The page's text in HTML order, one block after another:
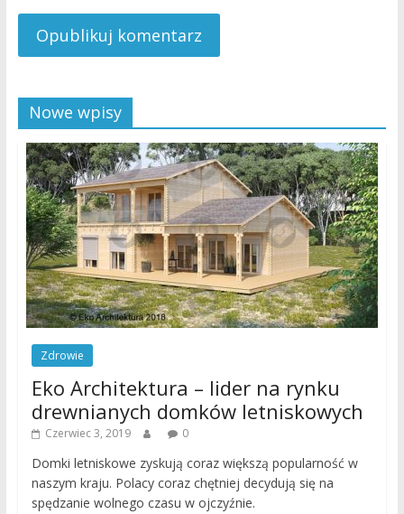
Nowe wpisy
Zdrowie
Eko Architektura – lider na rynku
drewnianych domków letniskowych
Czerwiec 3, 2019 0
Domki letniskowe zyskują coraz większą popularność w
naszym kraju. Polacy coraz chętniej decydują się na
spędzanie wolnego czasu w ojczyźnie.